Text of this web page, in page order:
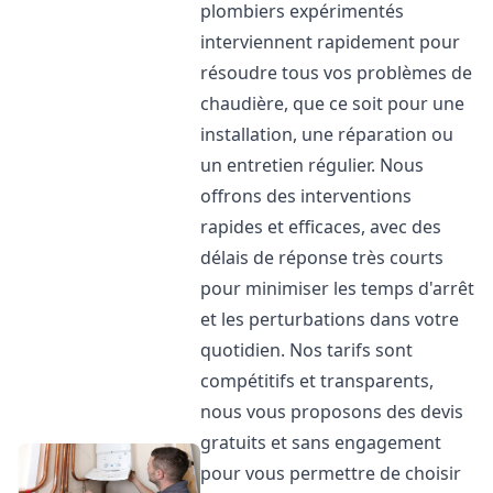
plombiers expérimentés
interviennent rapidement pour
résoudre tous vos problèmes de
chaudière, que ce soit pour une
installation, une réparation ou
un entretien régulier. Nous
offrons des interventions
rapides et efficaces, avec des
délais de réponse très courts
pour minimiser les temps d'arrêt
et les perturbations dans votre
quotidien. Nos tarifs sont
compétitifs et transparents,
nous vous proposons des devis
gratuits et sans engagement
pour vous permettre de choisir